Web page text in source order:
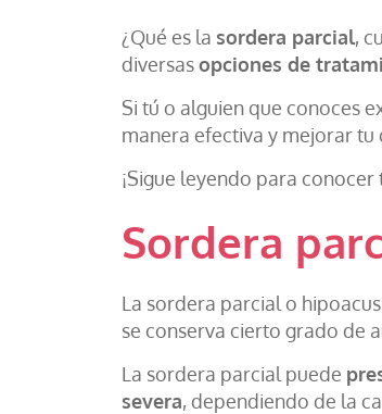
¿Qué es la sordera parcial,
diversasopciones de
Si tú o alguien que conoces
manera efectiva y mejorar tu
¡Sigue leyendo para
Sordera
La sordera parcial o
se conserva cierto grado de
La sordera parcial puede
severa, dependiendo de la